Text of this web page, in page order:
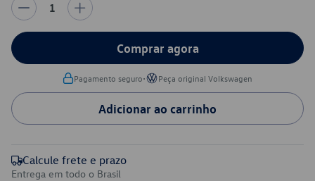
1
Comprar agora
Pagamento seguro• Peça original Volkswagen
Adicionar ao carrinho
Calcule frete e prazo
Entrega em todo o Brasil